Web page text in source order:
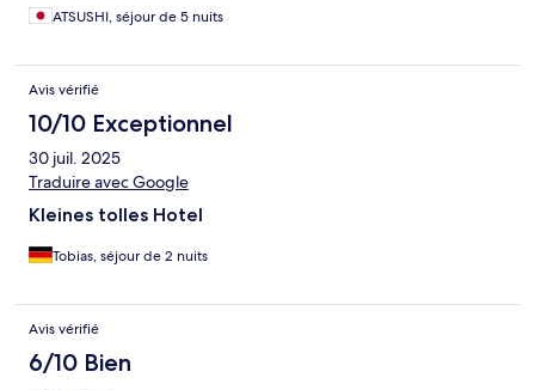
ATSUSHI, séjour de 5 nuits
Avis vérifié
10/10 Exceptionnel
30 juil. 2025
Traduire avec Google
Kleines tolles Hotel
Tobias, séjour de 2 nuits
Avis vérifié
6/10 Bien